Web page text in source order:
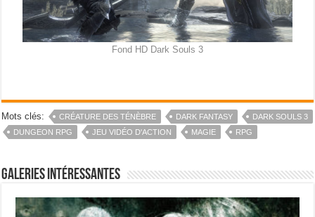
Fond HD Dark Souls 3
Mots clés: CRÉATURE DES TÉNÈBRE DARK FANTASY
DARK SOULS 3
DUNGEON RPG
JEU VIDÉO D'ACTION MAGIE RPG
Galeries intéressantes